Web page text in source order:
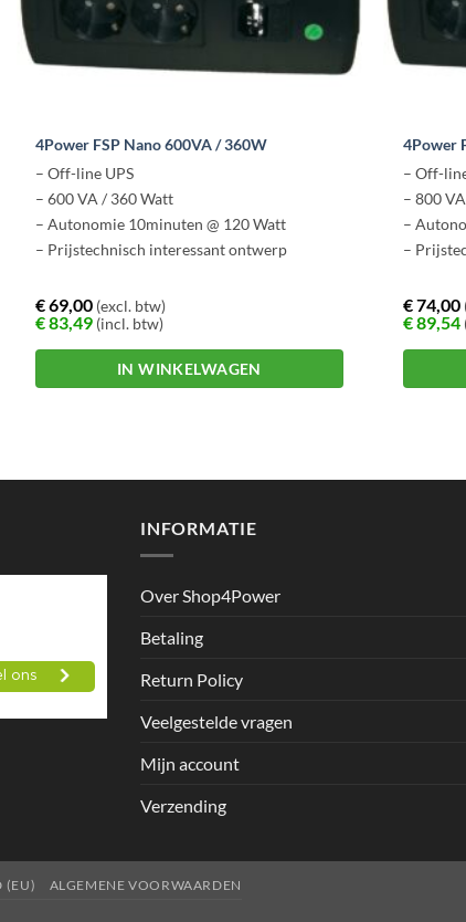
4Power FSP Nano 600VA / 360W
– Off-line UPS
– 600 VA / 360 Watt
– Autonomie 10minuten @ 120 Watt
– Prijstechnisch interessant ontwerp
€69,00 (excl. btw)
€83,49 (incl. btw)
IN WINKELWAGEN
4Power
– Off-
– 800
–
–
€74,00
€89,54
INFORMATIE
Over Shop4Power
Betaling
Return Policy
Veelgestelde vragen
Mijn account
Verzending
(EU) ALGEMENE VOORWAARDEN